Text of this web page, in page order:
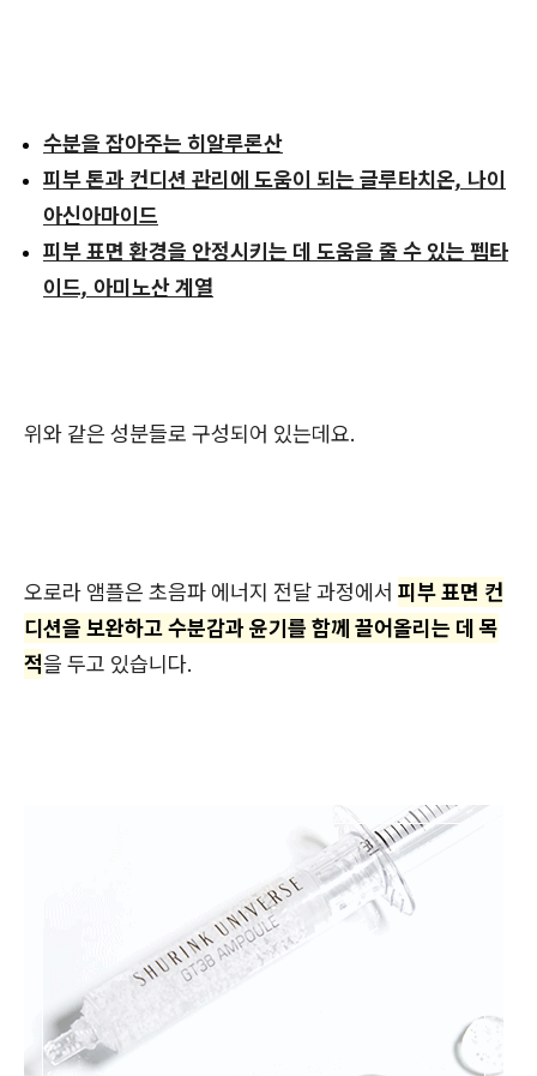
수분을 잡아주는 히알루론산
피부 톤과 컨디션 관리에 도움이 되는 글루타치온, 나이
아신아마이드
피부 표면 환경을 안정시키는 데 도움을 줄 수 있는 펩타
이드, 아미노산 계열
위와 같은 성분들로 구성되어 있는데요.
오로라 앰플은 초음파 에너지 전달 과정에서 피부 표면 컨
디션을 보완하고 수분감과 윤기를 함께 끌어올리는 데 목
적을 두고 있습니다.